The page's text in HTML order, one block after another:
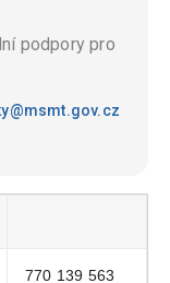
podpory pro
770 139 563